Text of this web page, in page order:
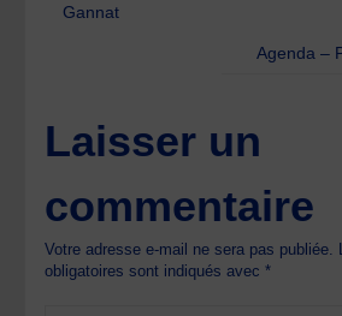
Gannat
Agenda –
Laisser un
commentaire
Votre adresse e-mail ne sera pas publiée.
obligatoires sont indiqués avec*